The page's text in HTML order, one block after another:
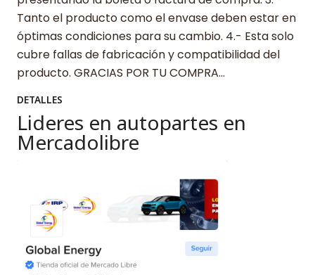
Tanto el producto como el envase deben estar en
óptimas condiciones para su cambio. 4.- Esta solo
cubre fallas de fabricación y compatibilidad del
producto. GRACIAS POR TU COMPRA…
DETALLES
Lideres en autopartes en
Mercadolibre